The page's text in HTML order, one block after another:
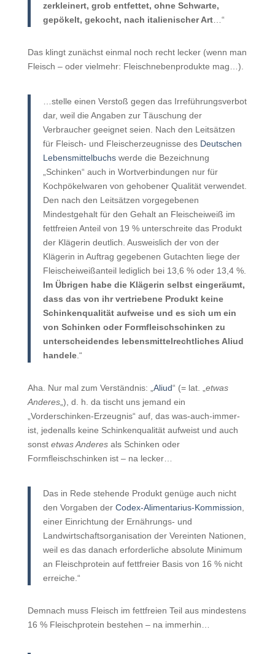
zerkleinert, grob entfettet, ohne Schwarte,
gepökelt, gekocht, nach italienischer Art…“
Das klingt zunächst einmal noch recht lecker (wenn man
Fleisch – oder vielmehr: Fleischnebenprodukte mag…).
…stelle einen Verstoß gegen das Irreführungsverbot
dar, weil die Angaben zur Täuschung der
Verbraucher geeignet seien. Nach den Leitsätzen
für Fleisch- und Fleischerzeugnisse des Deutschen
Lebensmittelbuchswerde die Bezeichnung
„Schinken“ auch in Wortverbindungen nur für
Kochpökelwaren von gehobener Qualität verwendet.
Den nach den Leitsätzen vorgegebenen
Mindestgehalt für den Gehalt an Fleischeiweiß im
fettfreien Anteil von 19 % unterschreite das Produkt
der Klägerin deutlich. Ausweislich der von der
Klägerin in Auftrag gegebenen Gutachten liege der
Fleischeiweißanteil lediglich bei 13,6 % oder 13,4 %.
Im Übrigen habe die Klägerin selbst eingeräumt,
dass das von ihr vertriebene Produkt keine
Schinkenqualität aufweise und es sich um ein
von Schinken oder Formfleischschinken zu
unterscheidendes lebensmittelrechtliches Aliud
handele.“
Aha. Nur mal zum Verständnis: „ Aliud“ (= lat. „ etwas
Anderes„), d. h. da tischt uns jemand ein
„Vorderschinken-Erzeugnis“ auf, das was-auch-immer-
ist, jedenalls keine Schinkenqualität aufweist und auch
sonst etwas Anderesals Schinken oder
Formfleischschinken ist – na lecker…
Das in Rede stehende Produkt genüge auch nicht
den Vorgaben der Codex-Alimentarius-Kommission
einer Einrichtung der Ernährungs- und
Landwirtschaftsorganisation der Vereinten Nationen,
weil es das danach erforderliche absolute Minimum
an Fleischprotein auf fettfreier Basis von 16 % nicht
erreiche.“
Demnach muss Fleisch im fettfreien Teil aus mindestens
16 % Fleischprotein bestehen – na immerhin…